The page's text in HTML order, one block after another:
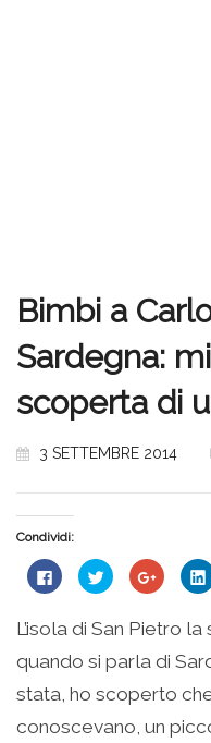
Bimbi a
Sardegna:
scoperta di
3 SETTEMBRE 2014
Condividi:
Fai
clic
su
Facebook
(Si
apre
una
nuova
Fai
clic
condividere
su
Twitter
(Si
apre
in
una
finestra)
Fai
clic
su
Google+
(Si
in
una
nuova
finestra)
L’isola di San Pietro
quando si parla di
stata, ho scoperto
conoscevano, un